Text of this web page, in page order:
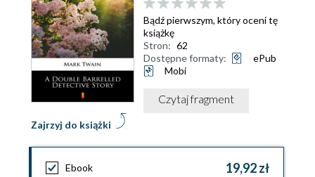
Zajrzyj do książki
Bądź pierwszym, który oceni tę
książkę
Stron: 62
Dostępne formaty:
ePub
Mobi
Czytaj fragment
Ebook 19,92 zł